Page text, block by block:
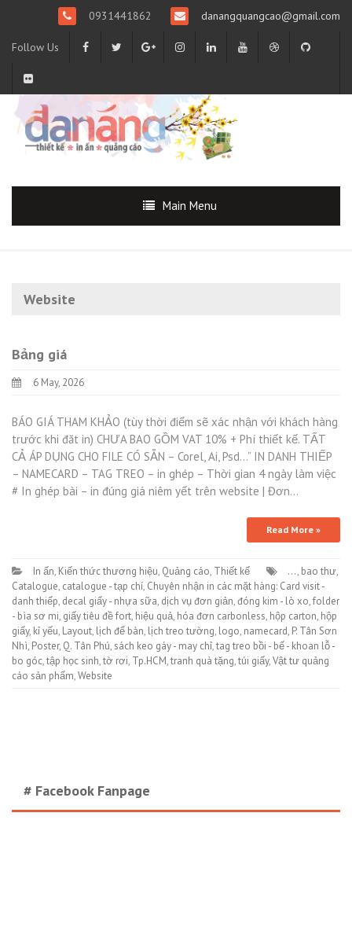
0931441862 danangquangcao@gmail.com
Follow Us
Main Menu
Website
Bảng giá
6 May, 2026
BÁO GIÁ THAM KHẢO (tùy thời điểm sẽ xác nhận với khách hàng
trước khi đăt in) CHƯA BAO GỒM VAT 10% + Phí thiết kế. TẤT
CẢ ÁP DỤNG CHO FILE CÓ SẴN – Corel, Ai, Psd…” IN DANH THIẾP
– NAMECARD – TAG TREO – in ghép – Thời gian 4 ngày làm việc
# In ghép bài – in đúng giá niêm yết trên website | Đơn…
Read More »
In ấn, Kiến thức thương hiệu, Quảng cáo, Thiết kế ..., bao thư,
Catalogue, catalogue - tạp chí, Chuyên nhận in các mặt hàng: Card visit -
danh thiếp, decal giấy - nhựa sữa, dịch vụ đơn giản,đóng kim - lò xo,folder
- bìa sơ mi, giấy tiêu đề fort, hiệu quả, hóa đơn carbonless, hộp carton, hộp
giấy, kỉ yếu, Layout, lịch để bàn, lịch treo tường, logo, namecard, P. Tân Sơn
Nhì, Poster, Q. Tân Phú, sách keo gáy - may chỉ,tag treo bồi - bế - khoan lỗ -
bo góc,tập học sinh,tờ rơi, Tp.HCM,tranh quà tặng,túi giấy,Vật tư quảng
cáo sản phẩm,Website
# Facebook Fanpage